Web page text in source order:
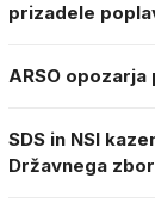
prizadele
ARSO
SDS in NSI
Državnega